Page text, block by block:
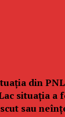
din
situația a
sau